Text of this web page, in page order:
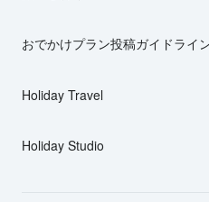
おでかけプラン投稿ガイドライ
Holiday Travel
Holiday Studio